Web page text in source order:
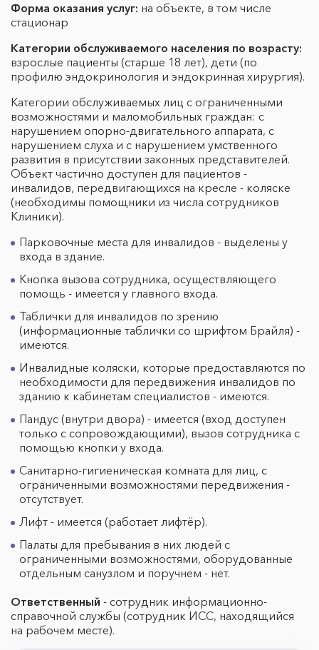
Форма оказания услуг: на объекте, в том числе
стационар
Категории обслуживаемого населения по возрасту:
взрослые пациенты (старше 18 лет), дети (по
профилю эндокринология и эндокринная хирургия).
Категории обслуживаемых лиц с ограниченными
возможностями и маломобильных граждан: с
нарушением опорно-двигательного аппарата, с
нарушением слуха и с нарушением умственного
развития в присутствии законных представителей.
Объект частично доступен для пациентов -
инвалидов, передвигающихся на кресле - коляске
(необходимы помощники из числа сотрудников
Клиники).
Парковочные места для инвалидов - выделены у
входа в здание.
Кнопка вызова сотрудника, осуществляющего
помощь - имеется у главного входа.
Таблички для инвалидов по зрению
(информационные таблички со шрифтом Брайля) -
имеются.
Инвалидные коляски, которые предоставляются по
необходимости для передвижения инвалидов по
зданию к кабинетам специалистов - имеются.
Пандус (внутри двора) - имеется (вход доступен
только с сопровождающими), вызов сотрудника с
помощью кнопки у входа.
Санитарно-гигиеническая комната для лиц, с
ограниченными возможностями передвижения -
отсутствует.
Лифт - имеется (работает лифтёр).
Палаты для пребывания в них людей с
ограниченными возможностями, оборудованные
отдельным санузлом и поручнем - нет.
Ответственный - сотрудник информационно-
справочной службы (сотрудник ИСС, находящийся
на рабочем месте).